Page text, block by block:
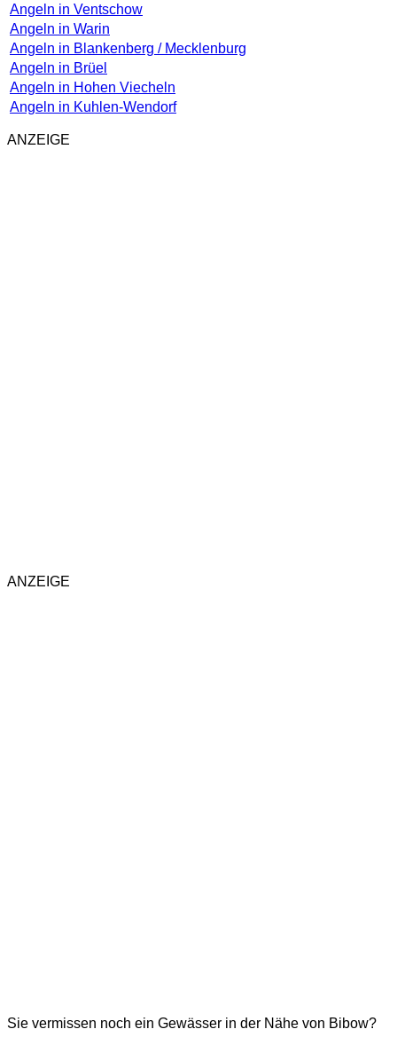
Angeln in Ventschow
Angeln in Warin
Angeln in Blankenberg / Mecklenburg
Angeln in Brüel
Angeln in Hohen Viecheln
Angeln in Kuhlen-Wendorf
ANZEIGE
ANZEIGE
Sie vermissen noch ein Gewässer in der Nähe von Bibow?